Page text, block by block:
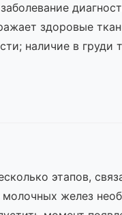
здоровые
наличие в груди
этапов,
желез